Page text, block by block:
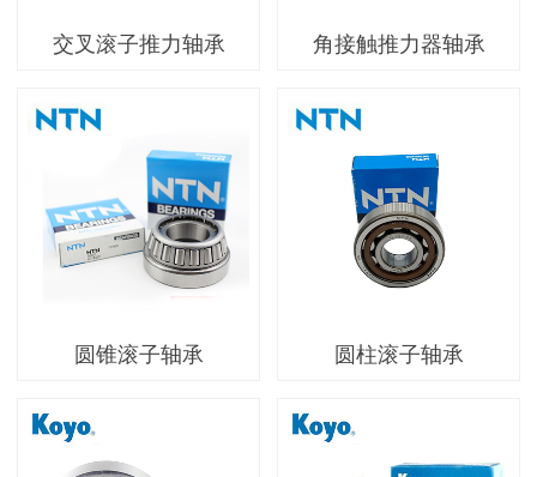
交叉滚子推力轴承 角接触推力器轴承
圆锥滚子轴承 圆柱滚子轴承